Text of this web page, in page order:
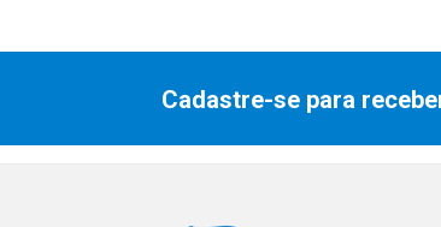
Cadastre-se para